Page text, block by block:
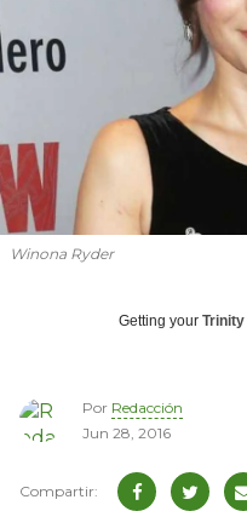
Winona Ryder
Getting your
Por Redacción
Jun 28, 2016